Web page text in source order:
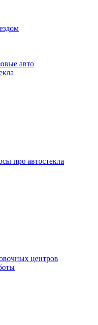
авто
про автостекла
центров